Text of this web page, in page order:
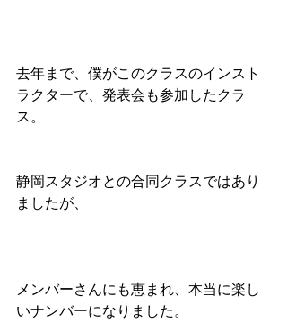
去年まで、僕がこのクラスのインスト
ラクターで、発表会も参加したクラ
ス。
静岡スタジオとの合同クラスではあり
ましたが、
メンバーさんにも恵まれ、本当に楽し
いナンバーになりました。